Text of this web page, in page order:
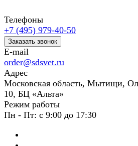
Телефоны
+7 (495) 979-40-50
Заказать звонок
E-mail
order@sdsvet.ru
Адрес
Московская область, Мытищи,
10, БЦ «Альта»
Режим работы
Пн - Пт: с 9:00 до 17:30